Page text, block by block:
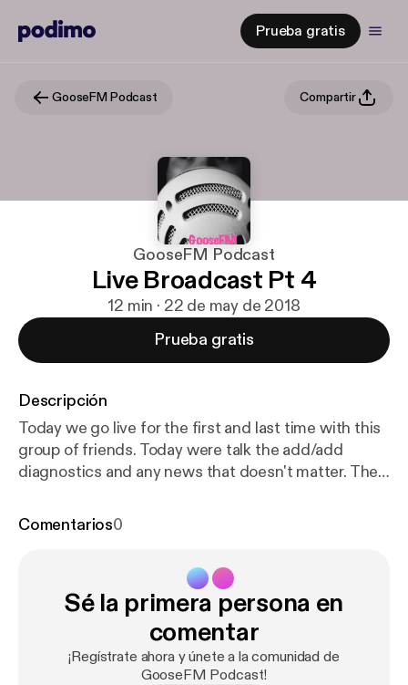
Prueba gratis
GooseFM Podcast Compartir
GooseFM Podcast
Live Broadcast Pt 4
12 min · 22 de may de 2018
Prueba gratis
Descripción
Today we go live for the first and last time with this
group of friends. Today were talk the add/add
diagnostics and any news that doesn't matter. The
Comentarios0
Sé la primera persona en
comentar
¡Regístrate ahora y únete a la comunidad de
GooseFM Podcast!